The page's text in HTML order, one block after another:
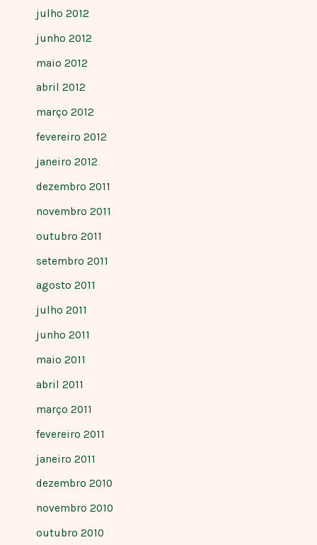
julho 2012
junho 2012
maio 2012
abril 2012
março 2012
fevereiro 2012
janeiro 2012
dezembro 2011
novembro 2011
outubro 2011
setembro 2011
agosto 2011
julho 2011
junho 2011
maio 2011
abril 2011
março 2011
fevereiro 2011
janeiro 2011
dezembro 2010
novembro 2010
outubro 2010